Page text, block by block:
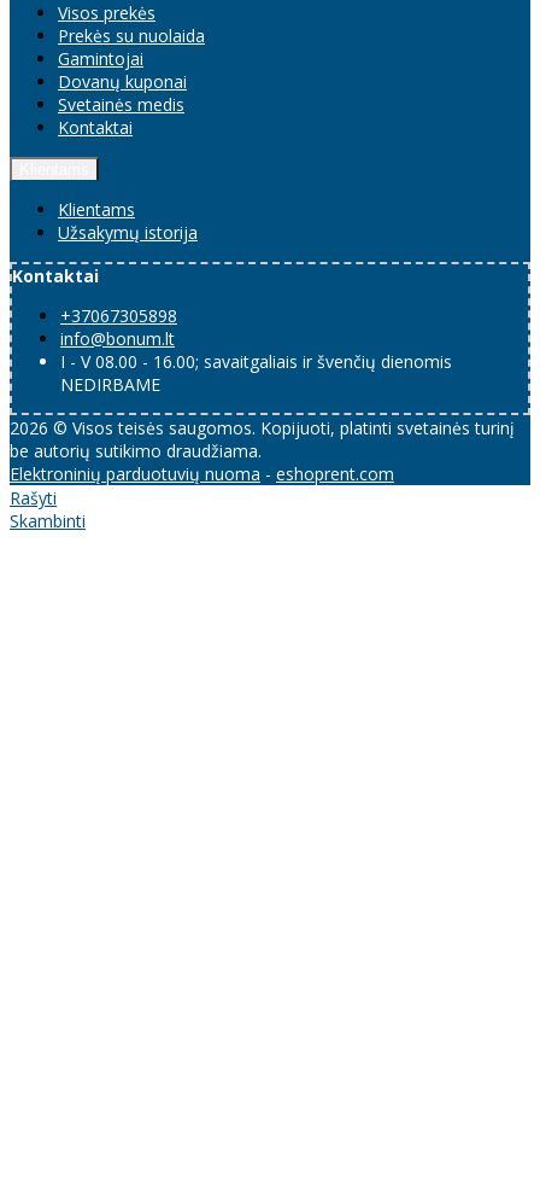
Visos prekės
Prekės su nuolaida
Gamintojai
Dovanų kuponai
Svetainės medis
Kontaktai
Klientams
Užsakymų istorija
Kontaktai
+37067305898
info@bonum.lt
I - V 08.00 - 16.00; savaitgaliais ir švenčių dienomis
NEDIRBAME
2026 © Visos teisės saugomos. Kopijuoti, platinti svetainės turinį
be autorių sutikimo draudžiama.
Elektroninių parduotuvių nuoma - eshoprent.com
Rašyti
Skambinti